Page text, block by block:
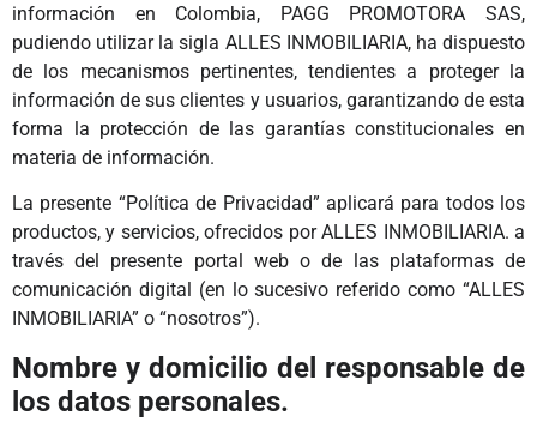
información en Colombia, PAGG PROMOTORA SAS,
pudiendo utilizar la sigla ALLES INMOBILIARIA, ha dispuesto
de los mecanismos pertinentes, tendientes a proteger la
información de sus clientes y usuarios, garantizando de esta
forma la protección de las garantías constitucionales en
materia de información.
La presente “Política de Privacidad” aplicará para todos los
productos, y servicios, ofrecidos por ALLES INMOBILIARIA. a
través del presente portal web o de las plataformas de
comunicación digital (en lo sucesivo referido como “ALLES
INMOBILIARIA” o “nosotros”).
Nombre y domicilio del responsable de
los datos personales.